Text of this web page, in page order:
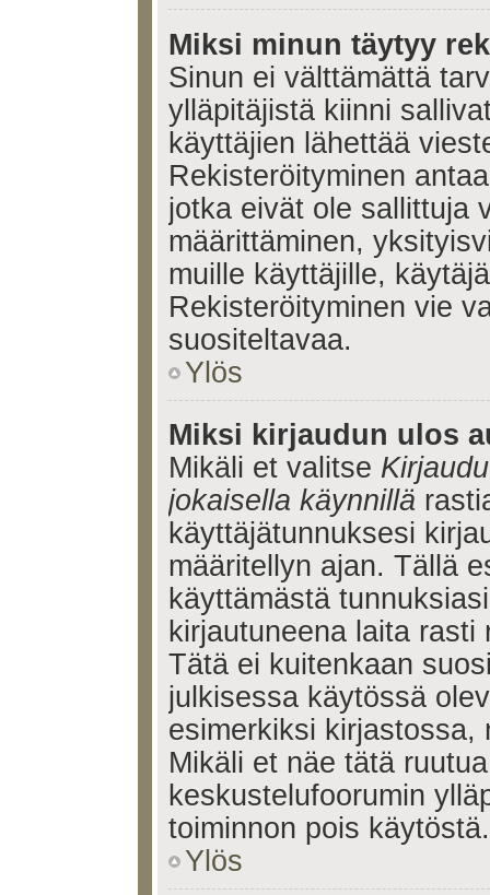
Miksi minun täytyy
Sinun ei välttämättä
ylläpitäjistä kiinni
käyttäjien lähettää
Rekisteröityminen
jotka eivät ole sallittuja
määrittäminen,
muille käyttäjille,
Rekisteröityminen vie
suositeltavaa.
Ylös
Miksi kirjaudun ulos
Mikäli et valitse
jokaisella käynnillä
käyttäjätunnuksesi
määritellyn ajan. Tällä
käyttämästä
kirjautuneena laita
Tätä ei kuitenkaan
julkisessa käytössä
esimerkiksi
Mikäli et näe tätä
keskustelufoorumin
toiminnon pois käytöstä.
Ylös